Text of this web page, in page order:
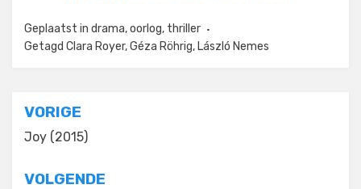
Geplaatst in drama,oorlog, thriller
Getagd Clara Royer,Géza Röhrig, László Nemes
Bericht
navigatie
VORIGE
Joy (2015)
VOLGENDE